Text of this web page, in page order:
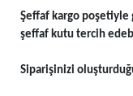
Şeffaf kargo poşetiyle
şeffaf kutu tercih
Siparişinizi